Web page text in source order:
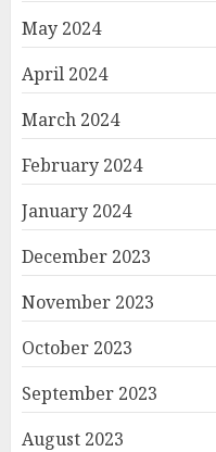
May 2024
April 2024
March 2024
February 2024
January 2024
December 2023
November 2023
October 2023
September 2023
August 2023